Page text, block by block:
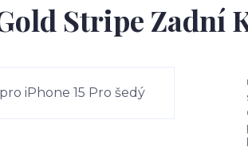
Stripe Zadní